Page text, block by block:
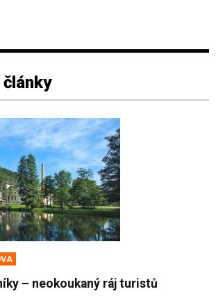
– neokoukaný ráj turistů